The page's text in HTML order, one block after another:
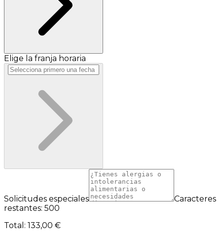
Elige la franja horaria
Solicitudes especiales
Caracteres
restantes: 500
Total : 133,00 €